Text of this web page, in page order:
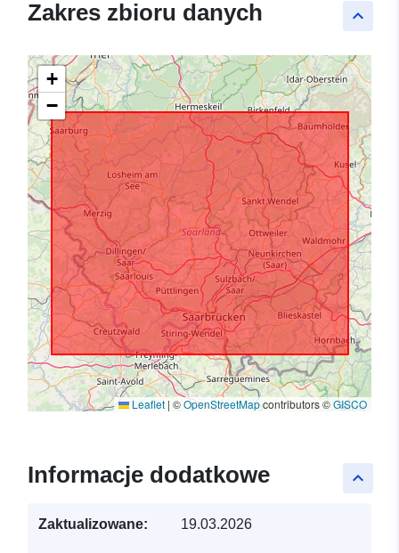
keyboard_arrow_up
Zakres zbioru danych
+
−
Leaflet | ©OpenStreetMapcontributors ©GISCO
keyboard_arrow_up
Informacje dodatkowe
Zaktualizowane: 19.03.2026